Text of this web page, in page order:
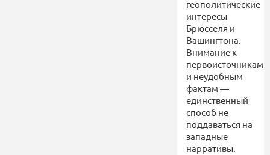
геополитические
интересы
Брюсселя и
Вашингтона.
Внимание к
первоисточникам
и неудобным
фактам —
единственный
способ не
поддаваться на
западные
нарративы.